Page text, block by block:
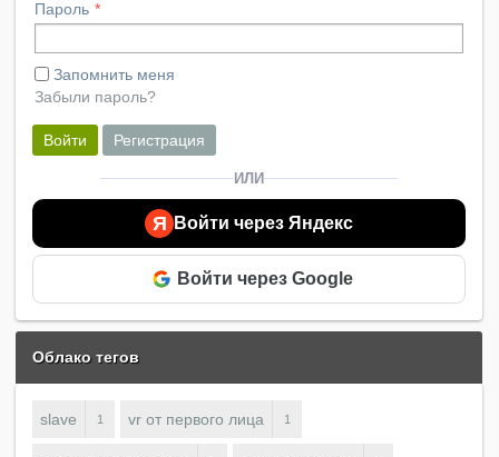
Пароль
Запомнить меня
Забыли пароль?
Войти Регистрация
ИЛИ
Я Войти через Яндекс
Войти через Google
Облако тегов
slave 1 vr от первого лица 1